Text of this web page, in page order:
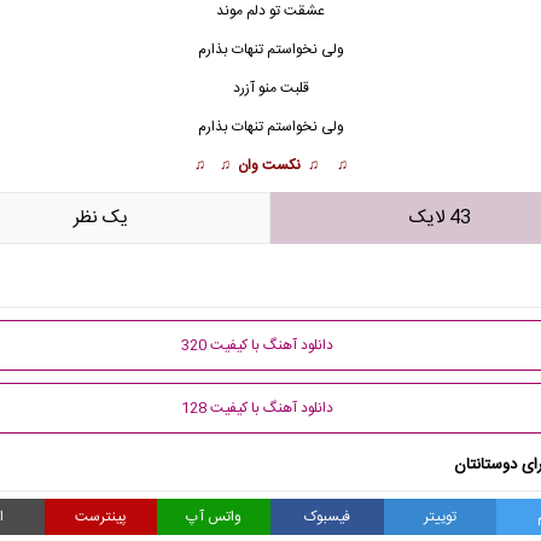
عشقت تو دلم موند
ولی نخواستم تنهات بذارم
قلبت منو آزرد
ولی نخواستم تنهات بذارم
♫ ♫ نکست وان ♫ ♫
43 لایک يک نظر
دانلود آهنگ با کیفیت 320
دانلود آهنگ با کیفیت 128
دوستانتان
توییتر فیسبوک واتس آپ پینترست